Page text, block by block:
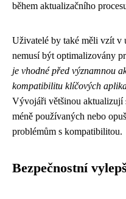
během aktualizačního
Uživatelé by také měli vzít v
nemusí být optimalizovány
je vhodné před významnou
kompatibilitu klíčových
Vývojáři většinou aktualizují
méně používaných nebo
problémům s kompatibilitou.
Bezpečnostní